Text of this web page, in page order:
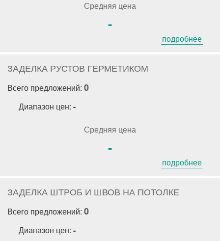
Средняя цена
-
подробнее
ЗАДЕЛКА РУСТОВ ГЕРМЕТИКОМ
Всего предложений: 0
Диапазон цен: -
Средняя цена
-
подробнее
ЗАДЕЛКА ШТРОБ И ШВОВ НА ПОТОЛКЕ
Всего предложений: 0
Диапазон цен: -